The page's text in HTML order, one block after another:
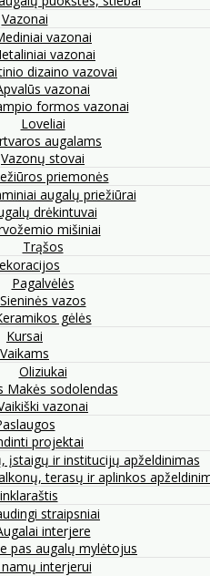
Vazonai
vazonai
vazonai
dizaino vazovai
vazonai
formos vazonai
Loveliai
augalams
Vazonų stovai
priemonės
augalų priežiūrai
drėkintuvai
mišiniai
Trąšos
Pagalvėlės
Sieninės vazos
gėlės
Kursai
Vaikams
Oliziukai
Makės sodolendas
vazonai
projektai
įstaigų ir institucijų apželdinimas
terasų ir aplinkos
straipsniai
interjere
pas augalų mylėtojus
namų interjerui